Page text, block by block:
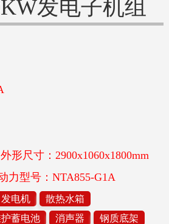
发电子机组
外形尺寸：2900x1060x1800mm
力型号：NTA855-G1A
发电机
散热水箱
蓄电池 消声器
钢质底架